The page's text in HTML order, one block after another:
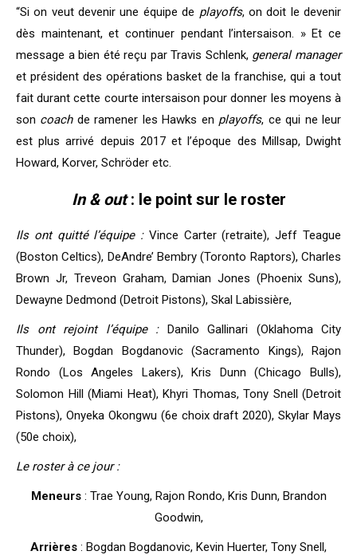
“Si on veut devenir une équipe de playoffs, on doit le devenir
dès maintenant, et continuer pendant l’intersaison. » Et ce
message a bien été reçu par Travis Schlenk, general manager
et président des opérations basket de la franchise, qui a tout
fait durant cette courte intersaison pour donner les moyens à
son coachde ramener les Hawks en playoffs, ce qui ne leur
est plus arrivé depuis 2017 et l’époque des Millsap, Dwight
Howard, Korver, Schröder etc.
In & out: le point sur le roster
Ils ont quitté l’équipe :Vince Carter (retraite), Jeff Teague
(Boston Celtics), DeAndre’ Bembry (Toronto Raptors), Charles
Brown Jr, Treveon Graham, Damian Jones (Phoenix Suns),
Dewayne Dedmond (Detroit Pistons), Skal Labissière,
Ils ont rejoint l’équipe :Danilo Gallinari (Oklahoma City
Thunder), Bogdan Bogdanovic (Sacramento Kings), Rajon
Rondo (Los Angeles Lakers), Kris Dunn (Chicago Bulls),
Solomon Hill (Miami Heat), Khyri Thomas, Tony Snell (Detroit
Pistons), Onyeka Okongwu (6e choix draft 2020), Skylar Mays
(50e choix),
Le roster à ce jour :
Meneurs: Trae Young, Rajon Rondo, Kris Dunn, Brandon
Goodwin,
Arrières : Bogdan Bogdanovic, Kevin Huerter, Tony Snell,